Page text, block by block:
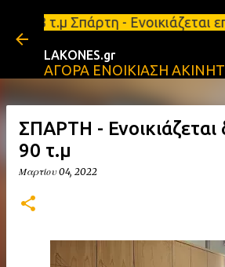
Μετάβαση στο κύριο
- Ενοικιάζεται
LAKONES.gr
ΑΓΟΡΑ ΕΝΟΙΚΙΑΣΗ
ΣΠΑΡΤΗ - Ενοικιάζεται
90 τ.μ
Μαρτίου 04, 2022